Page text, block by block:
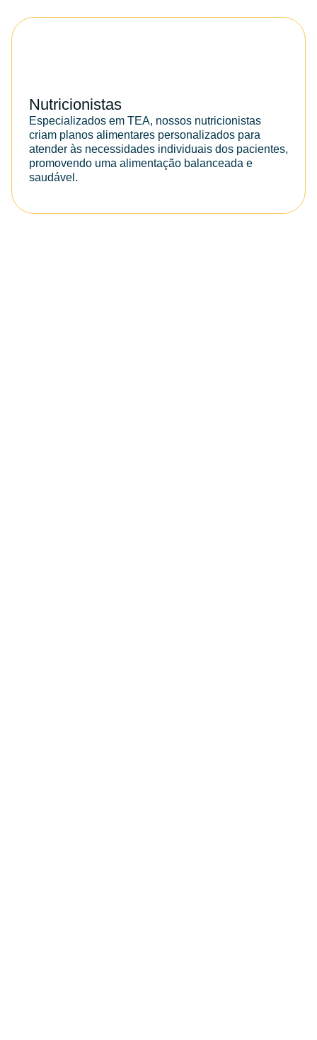
Nutricionistas
Especializados em TEA, nossos nutricionistas
criam planos alimentares personalizados para
atender às necessidades individuais dos pacientes,
promovendo uma alimentação balanceada e
saudável.